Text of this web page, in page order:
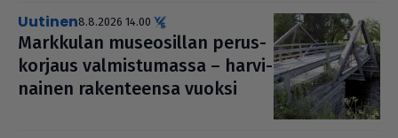
uutinen8.8.2026 14.00
Markkulan muse­o­sil­lan perus­
kor­jaus val­mis­tu­massa – har­vi­
nai­nen raken­teensa vuoksi